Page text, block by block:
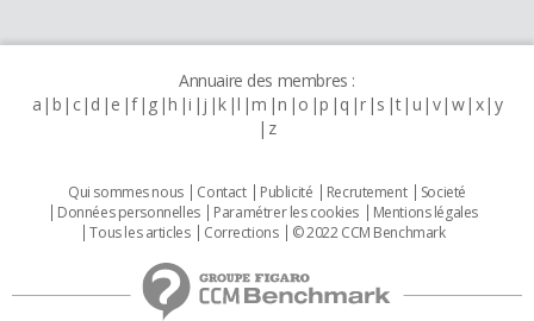
Annuaire des membres :
a b c d e f g h i j k l m n o p q r s t u v w x y
z
Qui sommes nous Contact Publicité Recrutement
Societé
Données personnelles
Paramétrer les cookies
Mentions légales
Tous les articles
Corrections © 2022 CCM Benchmark